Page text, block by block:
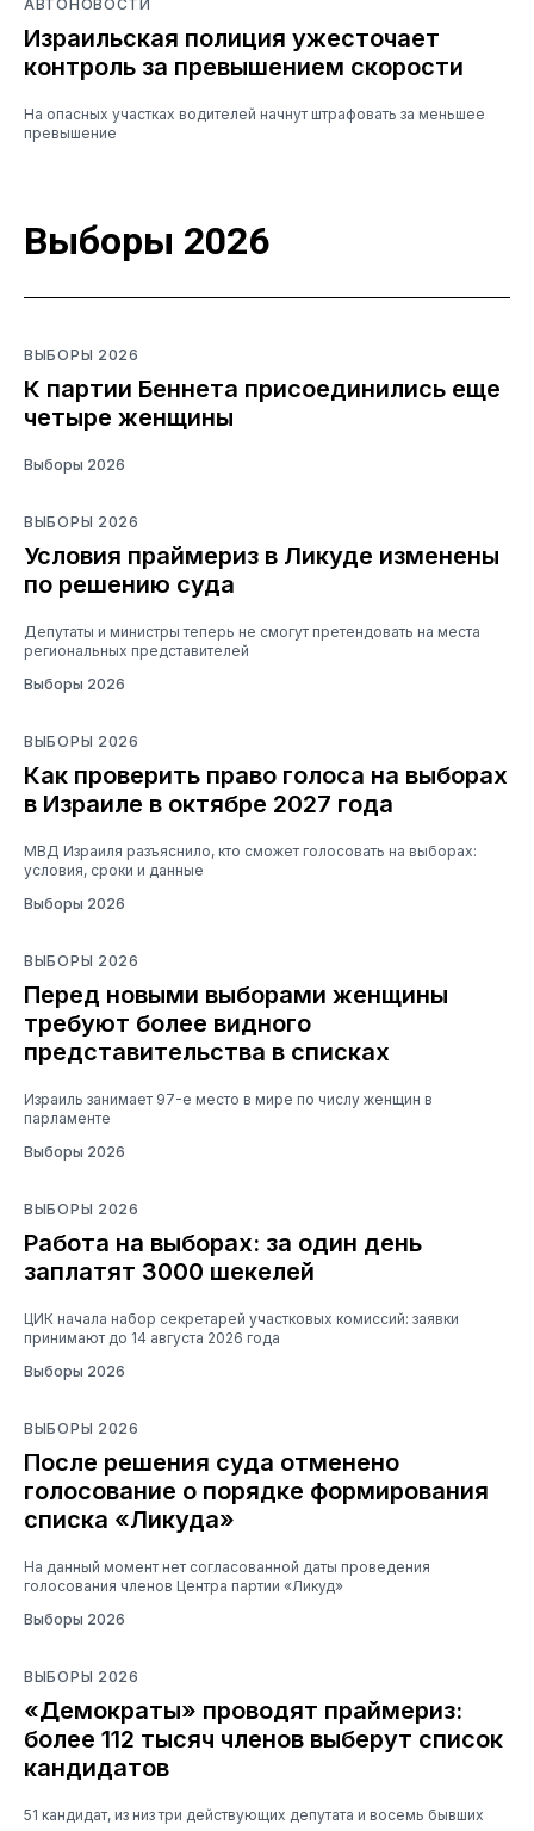
АВТОНОВОСТИ
Израильская полиция ужесточает
контроль за превышением скорости
На опасных участках водителей начнут штрафовать за меньшее
превышение
Выборы 2026
ВЫБОРЫ 2026
К партии Беннета присоединились еще
четыре женщины
Выборы 2026
ВЫБОРЫ 2026
Условия праймериз в Ликуде изменены
по решению суда
Депутаты и министры теперь не смогут претендовать на места
региональных представителей
Выборы 2026
ВЫБОРЫ 2026
Как проверить право голоса на выборах
в Израиле в октябре 2027 года
МВД Израиля разъяснило, кто сможет голосовать на выборах:
условия, сроки и данные
Выборы 2026
ВЫБОРЫ 2026
Перед новыми выборами женщины
требуют более видного
представительства в списках
Израиль занимает 97-е место в мире по числу женщин в
парламенте
Выборы 2026
ВЫБОРЫ 2026
Работа на выборах: за один день
заплатят 3000 шекелей
ЦИК начала набор секретарей участковых комиссий: заявки
принимают до 14 августа 2026 года
Выборы 2026
ВЫБОРЫ 2026
После решения суда отменено
голосование о порядке формирования
списка «Ликуда»
На данный момент нет согласованной даты проведения
голосования членов Центра партии «Ликуд»
Выборы 2026
ВЫБОРЫ 2026
«Демократы» проводят праймериз:
более 112 тысяч членов выберут список
кандидатов
51 кандидат, из низ три действующих депутата и восемь бывших